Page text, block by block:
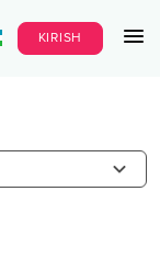
KIRISH